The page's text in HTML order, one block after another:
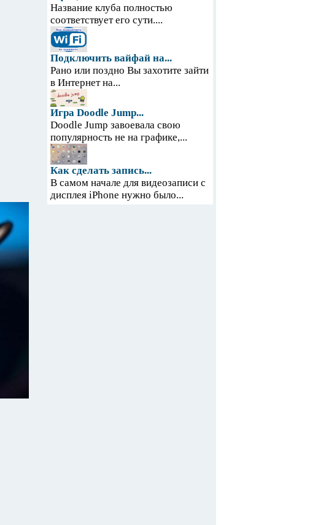
Название клуба полностью
соответствует его сути....
Подключить вайфай на...
Рано или поздно Вы захотите зайти
в Интернет на...
Игра Doodle Jump...
Doodle Jump завоевала свою
популярность не на графике,...
Как сделать запись...
В самом начале для видеозаписи с
дисплея iPhone нужно было...